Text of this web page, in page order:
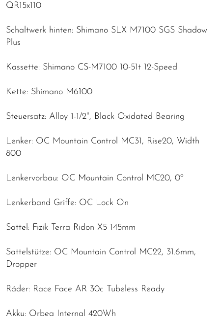
QR15x110
Schaltwerk hinten: Shimano SLX M7100 SGS Shadow
Plus
Kassette: Shimano CS-M7100 10-51t 12-Speed
Kette: Shimano M6100
Steuersatz: Alloy 1-1/2", Black Oxidated Bearing
Lenker: OC Mountain Control MC31, Rise20, Width
800
Lenkervorbau: OC Mountain Control MC20, 0º
Lenkerband Griffe: OC Lock On
Sattel: Fizik Terra Ridon X5 145mm
Sattelstütze: OC Mountain Control MC22, 31.6mm,
Dropper
Räder: Race Face AR 30c Tubeless Ready
Akku: Orbea Internal 420Wh